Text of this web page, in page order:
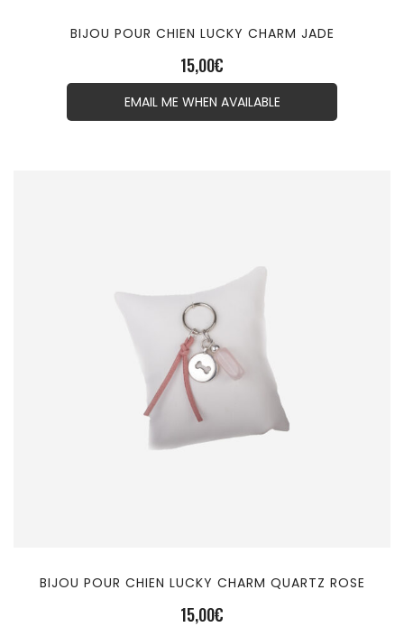
BIJOU POUR CHIEN LUCKY CHARM JADE
15,00€
EMAIL ME WHEN AVAILABLE
BIJOU POUR CHIEN LUCKY CHARM QUARTZ ROSE
15,00€